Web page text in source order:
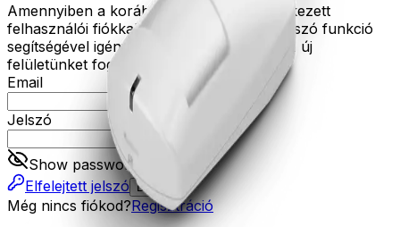
Amennyiben a korábbi oldalunkon rendelkezett
felhasználói fiókkal, kérjük az Elfelejtett jelszó funkció
segítségével igényeljen új jelszót, amivel az új
felületünket fogja tudni használni.
Email
Jelszó
Show password
Elfelejtett jelszó Belépés
Még nincs fiókod?Regisztráció